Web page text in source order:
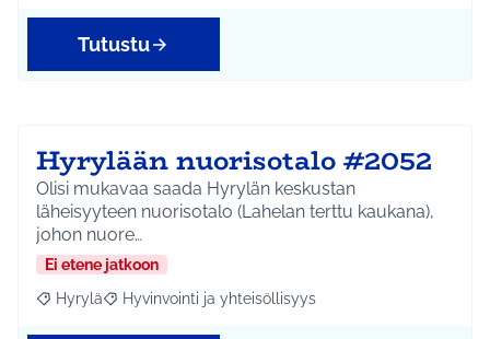
Tutustu
Hyrylään nuorisotalo #2052
Olisi mukavaa saada Hyrylän keskustan
läheisyyteen nuorisotalo (Lahelan terttu kaukana),
johon nuore…
Ei etene jatkoon
Rajaa tulokset aihepiirin mukaan: Hyrylä
Hyrylä Rajaa tulokset teeman mukaan: Hyvinvointi ja
Hyvinvointi ja yhteisöllisyys